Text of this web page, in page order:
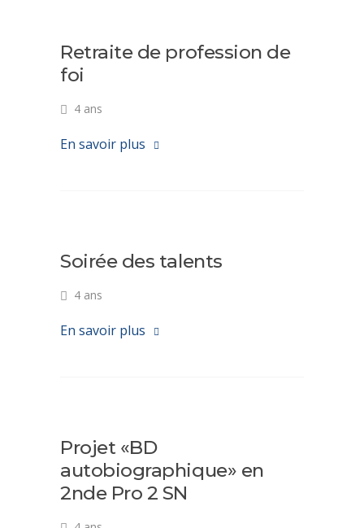
Retraite de profession de
foi
4 ans
En savoir plus
Soirée des talents
4 ans
En savoir plus
Projet «BD
autobiographique» en
2nde Pro 2 SN